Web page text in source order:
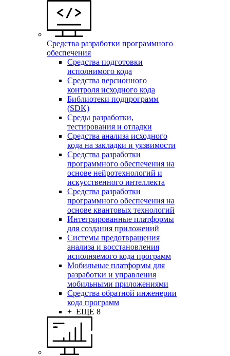
Средства разработки программного
обеспечения
Средства подготовки
исполнимого кода
Средства версионного
контроля исходного кода
Библиотеки подпрограмм
(SDK)
Среды разработки,
тестирования и отладки
Средства анализа исходного
кода на закладки и уязвимости
Средства разработки
программного обеспечения на
основе нейротехнологий и
искусственного интеллекта
Средства разработки
программного обеспечения на
основе квантовых технологий
Интегрированные платформы
для создания приложений
Системы предотвращения
анализа и восстановления
исполняемого кода программ
Мобильные платформы для
разработки и управления
мобильными приложениями
Средства обратной инженерии
кода программ
+ ЕЩЕ 8